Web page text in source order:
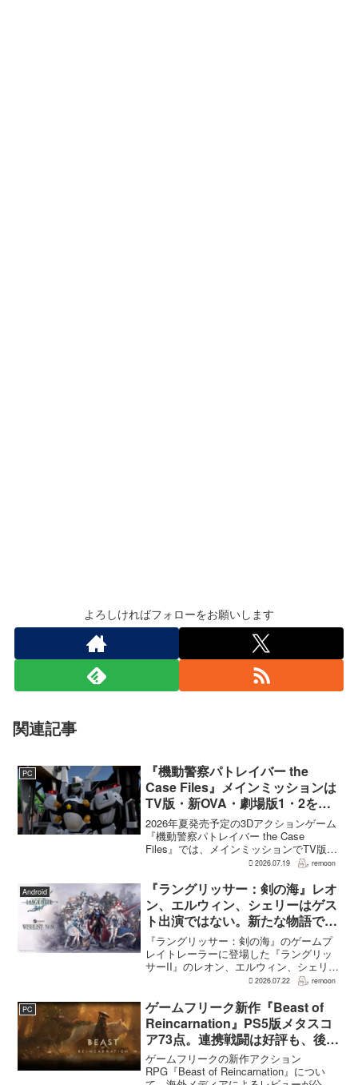
よろしければフォローをお願いします
関連記事
PC
『機動警察パトレイバー the
Case Files』メインミッションは
TV版・新OVA・劇場版1・2をカ
バー。零式とヘルハウンドを動か
すため“アナザーサイドミッショ
ン”を実装
2026年夏発売予定の3Dアクションゲーム
『機動警察パトレイバー the Case
Files』では、メインミッションでTV版、
新OVA、劇場版第1作・第2作の範囲をカ
ーを務めるグッドスマイルカンパニー
の...
2026.07.19 remoon
Android
『ラングリッサー：剣の海』レオ
ン、エルウィン、シェリーはゲス
ト出演ではない。新たな物語で重
要な役割を担う
『ラングリッサー：剣の海』のゲームプ
レイトレーラーに登場した『ラングリッ
サーII』のレオン、エルウィン、シェリー
は、単なるファンサービスやゲスト出演
を担う。ファミ通のメールインタビュー
で本作のプロデューサ...
2026.07.22 remoon
PC
ゲームフリーク新作『Beast of
Reincarnation』PS5版メタスコ
ア73点。連携戦闘は好評も、後半
の“ボス再戦続き”には不満
ゲームフリークの新作アクション
RPG『Beast of Reincarnation』につい